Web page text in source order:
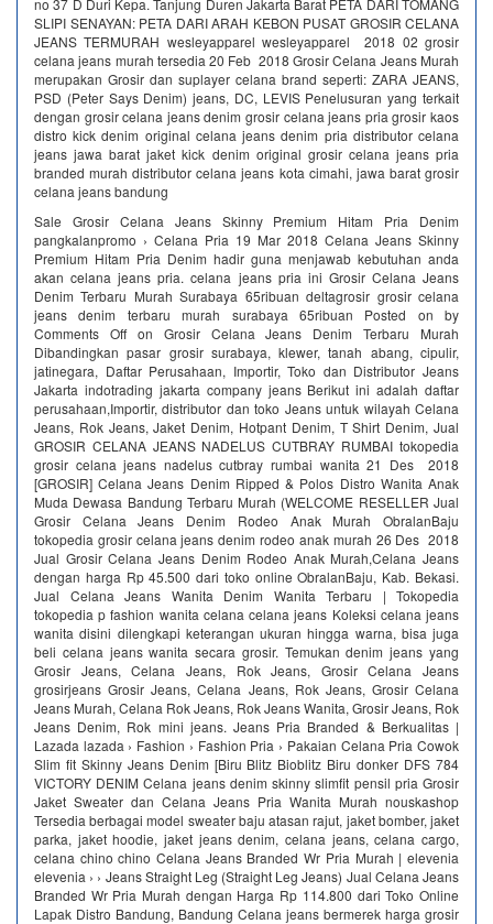
no 37 D Duri Kepa. Tanjung Duren Jakarta Barat PETA DARI TOMANG
SLIPI SENAYAN: PETA DARI ARAH KEBON PUSAT GROSIR CELANA
JEANS TERMURAH wesleyapparel wesleyapparel 2018 02 grosir
celana jeans murah tersedia 20 Feb 2018 Grosir Celana Jeans Murah
merupakan Grosir dan suplayer celana brand seperti: ZARA JEANS,
PSD (Peter Says Denim) jeans, DC, LEVIS Penelusuran yang terkait
dengan grosir celana jeans denim grosir celana jeans pria grosir kaos
distro kick denim original celana jeans denim pria distributor celana
jeans jawa barat jaket kick denim original grosir celana jeans pria
branded murah distributor celana jeans kota cimahi, jawa barat grosir
celana jeans bandung
Sale Grosir Celana Jeans Skinny Premium Hitam Pria Denim
pangkalanpromo › Celana Pria 19 Mar 2018 Celana Jeans Skinny
Premium Hitam Pria Denim hadir guna menjawab kebutuhan anda
akan celana jeans pria. celana jeans pria ini Grosir Celana Jeans
Denim Terbaru Murah Surabaya 65ribuan deltagrosir grosir celana
jeans denim terbaru murah surabaya 65ribuan Posted on by
Comments Off on Grosir Celana Jeans Denim Terbaru Murah
Dibandingkan pasar grosir surabaya, klewer, tanah abang, cipulir,
jatinegara, Daftar Perusahaan, Importir, Toko dan Distributor Jeans
Jakarta indotrading jakarta company jeans Berikut ini adalah daftar
perusahaan,Importir, distributor dan toko Jeans untuk wilayah Celana
Jeans, Rok Jeans, Jaket Denim, Hotpant Denim, T Shirt Denim, Jual
GROSIR CELANA JEANS NADELUS CUTBRAY RUMBAI tokopedia
grosir celana jeans nadelus cutbray rumbai wanita 21 Des 2018
[GROSIR] Celana Jeans Denim Ripped & Polos Distro Wanita Anak
Muda Dewasa Bandung Terbaru Murah (WELCOME RESELLER Jual
Grosir Celana Jeans Denim Rodeo Anak Murah ObralanBaju
tokopedia grosir celana jeans denim rodeo anak murah 26 Des 2018
Jual Grosir Celana Jeans Denim Rodeo Anak Murah,Celana Jeans
dengan harga Rp 45.500 dari toko online ObralanBaju, Kab. Bekasi.
Jual Celana Jeans Wanita Denim Wanita Terbaru | Tokopedia
tokopedia p fashion wanita celana celana jeans Koleksi celana jeans
wanita disini dilengkapi keterangan ukuran hingga warna, bisa juga
beli celana jeans wanita secara grosir. Temukan denim jeans yang
Grosir Jeans, Celana Jeans, Rok Jeans, Grosir Celana Jeans
grosirjeans Grosir Jeans, Celana Jeans, Rok Jeans, Grosir Celana
Jeans Murah, Celana Rok Jeans, Rok Jeans Wanita, Grosir Jeans, Rok
Jeans Denim, Rok mini jeans. Jeans Pria Branded & Berkualitas |
Lazada lazada › Fashion › Fashion Pria › Pakaian Celana Pria Cowok
Slim fit Skinny Jeans Denim [Biru Blitz Bioblitz Biru donker DFS 784
VICTORY DENIM Celana jeans denim skinny slimfit pensil pria Grosir
Jaket Sweater dan Celana Jeans Pria Wanita Murah nouskashop
Tersedia berbagai model sweater baju atasan rajut, jaket bomber, jaket
parka, jaket hoodie, jaket jeans denim, celana jeans, celana cargo,
celana chino chino Celana Jeans Branded Wr Pria Murah | elevenia
elevenia › › Jeans Straight Leg (Straight Leg Jeans) Jual Celana Jeans
Branded Wr Pria Murah dengan Harga Rp 114.800 dari Toko Online
Lapak Distro Bandung, Bandung Celana jeans bermerek harga grosir